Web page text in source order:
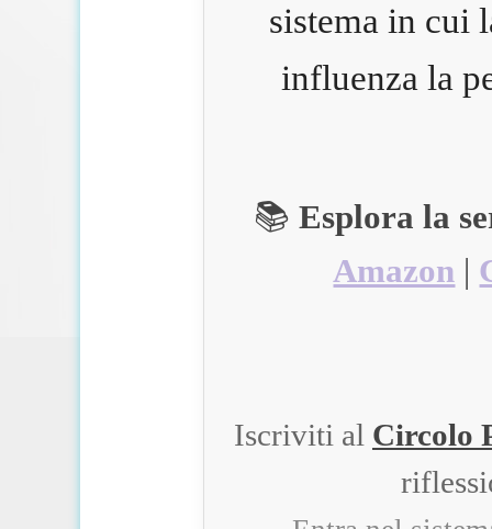
sistema in cui
influenza la
📚Esplora la
Amazon |
Iscriviti al Circolo